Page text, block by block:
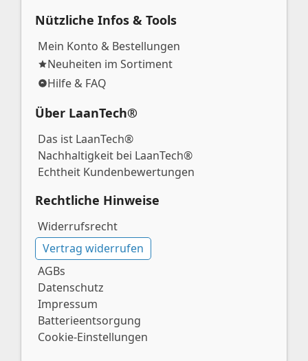
Nützliche Infos & Tools
Mein Konto & Bestellungen
Neuheiten im Sortiment
Hilfe & FAQ
Über LaanTech®
Das ist LaanTech®
Nachhaltigkeit bei LaanTech®
Echtheit Kundenbewertungen
Rechtliche Hinweise
Widerrufsrecht
Vertrag widerrufen
AGBs
Datenschutz
Impressum
Batterieentsorgung
Cookie-Einstellungen